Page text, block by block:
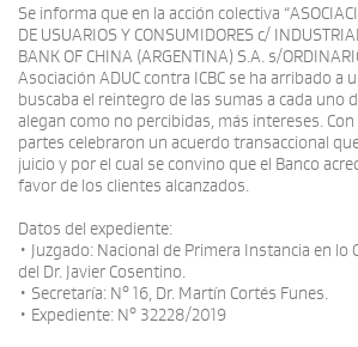
Se informa que en la acción colectiva
DE USUARIOS Y CONSUMIDORES c/
BANK OF CHINA (ARGENTINA) S.A. s/
Asociación ADUC contra ICBC se ha arribado a
buscaba el reintegro de las sumas a cada uno
alegan como no percibidas, más intereses. Con
partes celebraron un acuerdo transaccional
juicio y por el cual se convino que el Banco
favor de los clientes alcanzados.
Datos del expediente:
• Juzgado: Nacional de Primera Instancia en lo
del Dr. Javier Cosentino.
• Secretaría: N° 16, Dr. Martín Cortés Funes.
• Expediente: N° 32228/2019